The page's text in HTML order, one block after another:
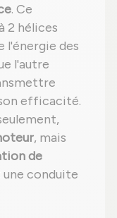
. Ce
2 hélices
l'énergie des
l'autre
efficacité.
, mais
de
conduite